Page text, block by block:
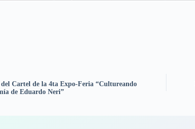
del Cartel de la 4ta Expo-Feria “Cultureando
de Eduardo Neri”